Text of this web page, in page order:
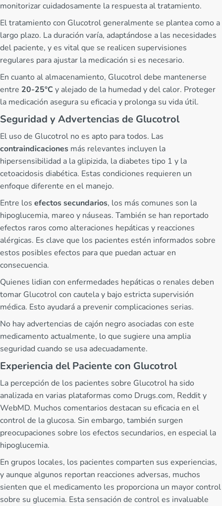
monitorizar cuidadosamente la respuesta al tratamiento.
El tratamiento con Glucotrol generalmente se plantea como a
largo plazo. La duración varía, adaptándose a las necesidades
del paciente, y es vital que se realicen supervisiones
regulares para ajustar la medicación si es necesario.
En cuanto al almacenamiento, Glucotrol debe mantenerse
entre 20-25°Cy alejado de la humedad y del calor. Proteger
la medicación asegura su eficacia y prolonga su vida útil.
Seguridad y Advertencias de Glucotrol
El uso de Glucotrol no es apto para todos. Las
contraindicaciones más relevantes incluyen la
hipersensibilidad a la glipizida, la diabetes tipo 1 y la
cetoacidosis diabética. Estas condiciones requieren un
enfoque diferente en el manejo.
Entre los efectos secundarios, los más comunes son la
hipoglucemia, mareo y náuseas. También se han reportado
efectos raros como alteraciones hepáticas y reacciones
alérgicas. Es clave que los pacientes estén informados sobre
estos posibles efectos para que puedan actuar en
consecuencia.
Quienes lidian con enfermedades hepáticas o renales deben
tomar Glucotrol con cautela y bajo estricta supervisión
médica. Esto ayudará a prevenir complicaciones serias.
No hay advertencias de cajón negro asociadas con este
medicamento actualmente, lo que sugiere una amplia
seguridad cuando se usa adecuadamente.
Experiencia del Paciente con Glucotrol
La percepción de los pacientes sobre Glucotrol ha sido
analizada en varias plataformas como Drugs.com, Reddit y
WebMD. Muchos comentarios destacan su eficacia en el
control de la glucosa. Sin embargo, también surgen
preocupaciones sobre los efectos secundarios, en especial la
hipoglucemia.
En grupos locales, los pacientes comparten sus experiencias,
y aunque algunos reportan reacciones adversas, muchos
sienten que el medicamento les proporciona un mayor control
sobre su glucemia. Esta sensación de control es invaluable